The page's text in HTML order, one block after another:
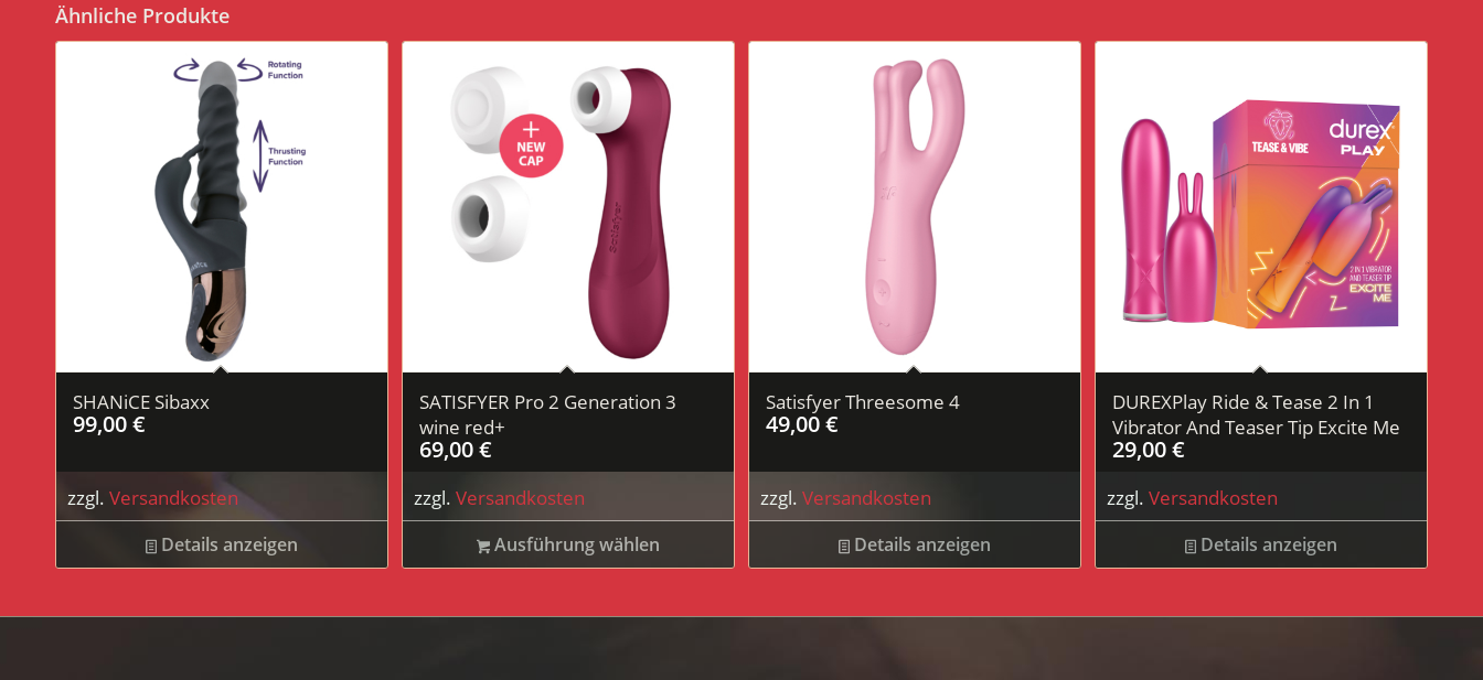
Ähnliche Produkte
SHANiCE Sibaxx
99,00€
zzgl. Versandkosten
Details anzeigen
SATISFYER Pro 2 Generation 3
wine red+
69,00€
zzgl.Versandkosten
Ausführung wählen
Satisfyer Threesome 4
49,00€
zzgl.Versandkosten
Details anzeigen
DUREXPlay Ride & Tease 2 In 1
Vibrator And Teaser Tip Excite Me
29,00€
zzgl.Versandkosten
Details anzeigen